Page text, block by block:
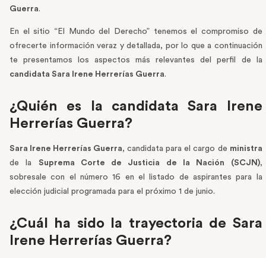
Guerra.
En el sitio “El Mundo del Derecho” tenemos el compromiso de
ofrecerte información veraz y detallada, por lo que a continuación
te presentamos los aspectos más relevantes del perfil de la
candidata Sara Irene Herrerías Guerra.
¿Quién es la candidata Sara Irene
Herrerías Guerra?
Sara Irene Herrerías Guerra, candidata para el cargo de ministra
de la Suprema Corte de Justicia de la Nación (SCJN),
sobresale con el número 16 en el listado de aspirantes para la
elección judicial programada para el próximo 1 de junio.
¿Cuál ha sido la trayectoria de Sara
Irene Herrerías Guerra?